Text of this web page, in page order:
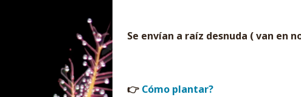
Se envían a raíz desnuda ( van en
👉 Cómo plantar?